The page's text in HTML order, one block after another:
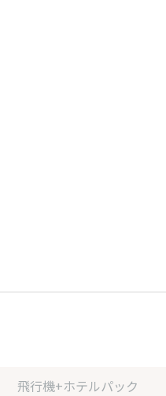
飛行機+ホテルパック